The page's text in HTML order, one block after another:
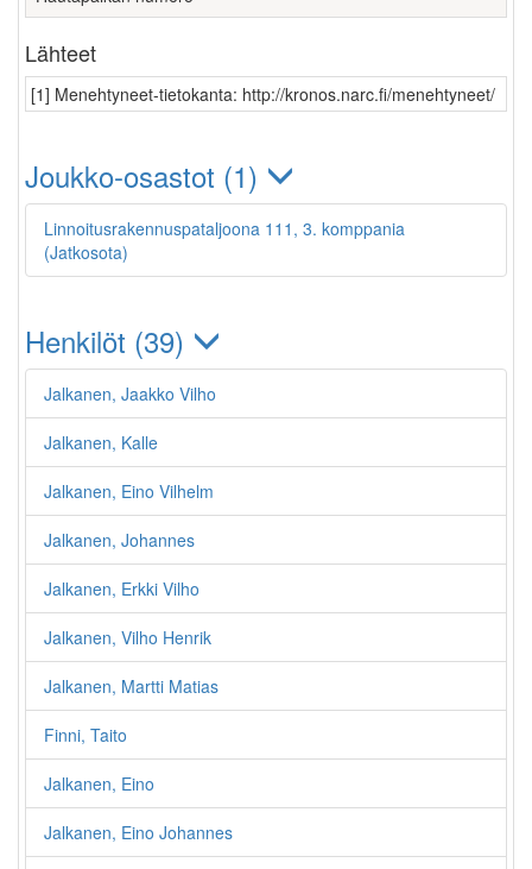
Lähteet
[1] Menehtyneet-tietokanta: http://kronos.narc.fi/menehtyneet/
Joukko-osastot (1)
Linnoitusrakennuspataljoona 111, 3. komppania
(Jatkosota)
Henkilöt (39)
Jalkanen, Jaakko Vilho
Jalkanen, Kalle
Jalkanen, Eino Vilhelm
Jalkanen, Johannes
Jalkanen, Erkki Vilho
Jalkanen, Vilho Henrik
Jalkanen, Martti Matias
Finni, Taito
Jalkanen, Eino
Jalkanen, Eino Johannes